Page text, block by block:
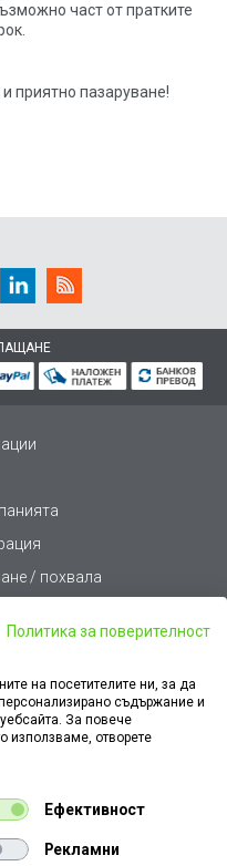
част от пратките
приятно пазаруване!
/ похвала
за AРС
Политика за поверителност
на посетителите ни, за да
съдържание и
За повече
използваме, отворете
Ефективност
Рекламни